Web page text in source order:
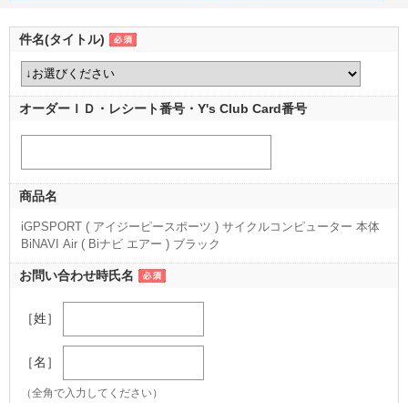
件名(タイトル)
オーダーＩＤ・レシート番号・Y's Club Card番号
商品名
iGPSPORT ( アイジーピースポーツ ) サイクルコンピューター 本体
BiNAVI Air ( Biナビ エアー ) ブラック
（ブラック）
お問い合わせ時氏名
［姓］
［名］
（全角で入力してください）